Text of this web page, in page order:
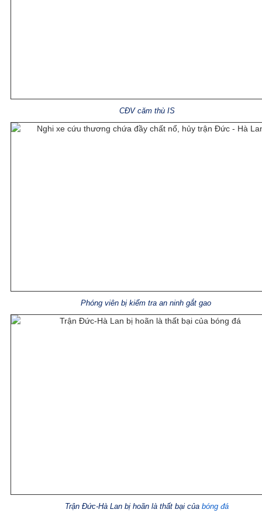
CĐV căm thù IS
Phóng viên bị kiểm tra an ninh gắt gao
Trận Đức-Hà Lan bị hoãn là thất bại của bóng đá